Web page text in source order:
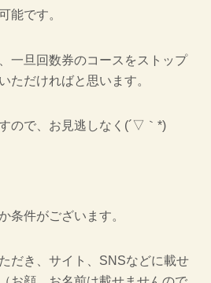
能です。
一旦回数券のコースをストップ
ただければと思います。
ので、お見逃しなく(´▽｀*)
条件がございます。
だき、サイト、SNSなどに載せ